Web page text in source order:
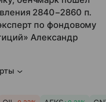
2840−2860 п.
по фондовому
Александр